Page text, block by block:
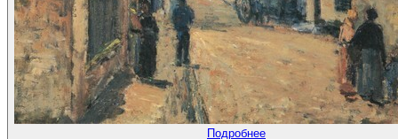
Подробнее